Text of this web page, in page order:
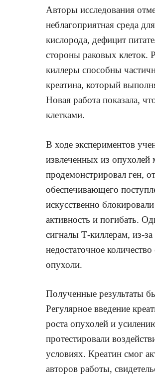
Авторы исследования
неблагоприятная среда
кислорода, дефицит
стороны раковых клеток.
киллеры способны
креатина, который
Новая работа показала,
клетками.
В ходе экспериментов
извлеченных из
продемонстрировал ген,
обеспечивающего
искусственно
активность и погибать.
сигналы Т-киллерам, из-
недостаточное
опухоли.
Полученные результаты
Регулярное введение
роста опухолей и
протестировали
условиях. Креатин смог
авторов работы,